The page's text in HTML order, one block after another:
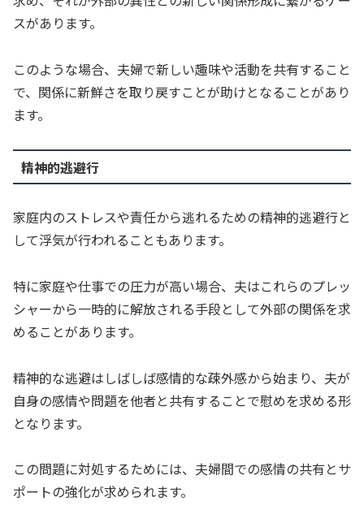
スがあります。
このような場合、夫婦で新しい趣味や活動を共有すること
で、関係に新鮮さを取り戻すことが助けとなることがあり
ます。
精神的逃避行
家庭内のストレスや責任から逃れるための精神的逃避行と
して浮気が行われることもあります。
特に家庭や仕事での圧力が高い場合、夫はこれらのプレッ
シャーから一時的に解放される手段として外部の関係を求
めることがあります。
精神的な逃避はしばしば感情的な疎外感から始まり、夫が
自身の感情や問題を他者と共有することで慰めを求める形
となります。
この問題に対処するためには、夫婦間での感情の共有とサ
ポートの強化が求められます。